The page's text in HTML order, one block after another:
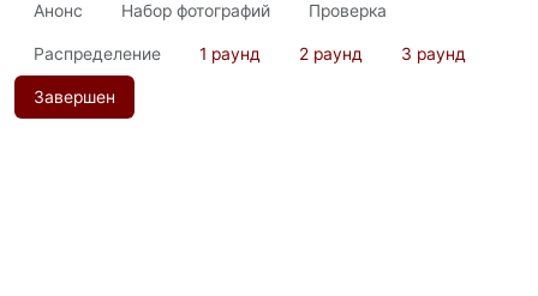
Анонс Набор фотографий Проверка
Распределение 1 раунд 2 раунд 3 раунд
Завершен